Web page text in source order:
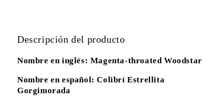
Descripción del producto
Nombre en inglés: Magenta-throated Woodstar
Nombre en español: Colibrí Estrellita
Gorgimorada